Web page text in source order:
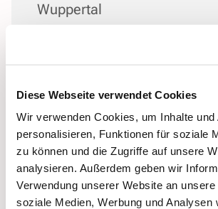
Diese Webseite verwendet Cookies
Wir verwenden Cookies, um Inhalte und
personalisieren, Funktionen für soziale
zu können und die Zugriffe auf unsere
analysieren. Außerdem geben wir
Verwendung unserer Website an
soziale Medien, Werbung und Analysen
Wuppertal